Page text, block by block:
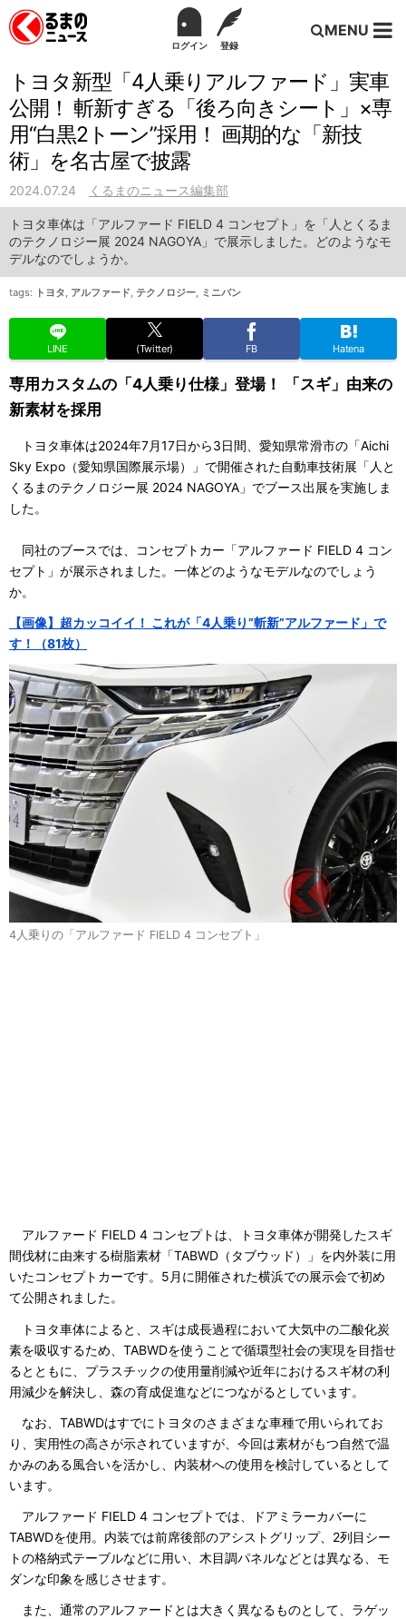
ログイン 登録
MENU
トヨタ新型「4人乗りアルファード」実車
公開！ 斬新すぎる「後ろ向きシート」×専
用“白黒2トーン”採用！ 画期的な「新技
術」を名古屋で披露
2024.07.24 くるまのニュース編集部
トヨタ車体は「アルファード FIELD 4 コンセプト」を「人とくるま
のテクノロジー展 2024 NAGOYA」で展示しました。どのようなモ
デルなのでしょうか。
tags: トヨタ, アルファード, テクノロジー, ミニバン
LINE (Twitter) FB Hatena
専用カスタムの「4人乗り仕様」登場！ 「スギ」由来の
新素材を採用
トヨタ車体は2024年7月17日から3日間、愛知県常滑市の「Aichi
Sky Expo（愛知県国際展示場）」で開催された自動車技術展「人と
くるまのテクノロジー展 2024 NAGOYA」でブース出展を実施しま
した。
同社のブースでは、コンセプトカー「アルファード FIELD 4 コン
セプト」が展示されました。一体どのようなモデルなのでしょう
か。
【画像】超カッコイイ！ これが「4人乗り”斬新”アルファード」で
す！（81枚）
4人乗りの「アルファード FIELD 4 コンセプト」
アルファード FIELD 4 コンセプトは、トヨタ車体が開発したスギ
間伐材に由来する樹脂素材「TABWD（タブウッド）」を内外装に用
いたコンセプトカーです。5月に開催された横浜での展示会で初め
て公開されました。
トヨタ車体によると、スギは成長過程において大気中の二酸化炭
素を吸収するため、TABWDを使うことで循環型社会の実現を目指せ
るとともに、プラスチックの使用量削減や近年におけるスギ材の利
用減少を解決し、森の育成促進などにつながるとしています。
なお、TABWDはすでにトヨタのさまざまな車種で用いられてお
り、実用性の高さが示されていますが、今回は素材がもつ自然で温
かみのある風合いを活かし、内装材への使用を検討しているとして
います。
アルファード FIELD 4 コンセプトでは、ドアミラーカバーに
TABWDを使用。内装では前席後部のアシストグリップ、2列目シー
トの格納式テーブルなどに用い、木目調パネルなどとは異なる、モ
ダンな印象を感じさせます。
また、通常のアルファードとは大きく異なるものとして、ラゲッ